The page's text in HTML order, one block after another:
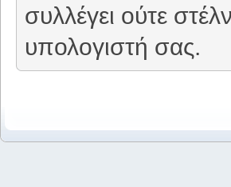
συλλέγει ούτε
υπολογιστή σας.